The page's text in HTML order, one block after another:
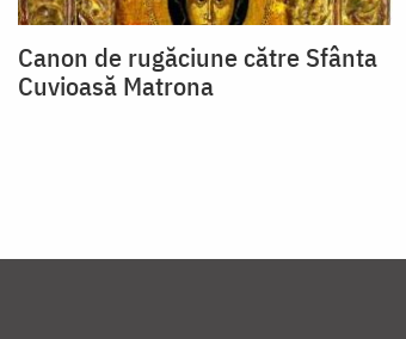
Canon de rugăciune către Sfânta
Cuvioasă Matrona